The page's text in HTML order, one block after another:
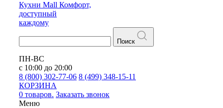
Кухни Mall Комфорт,
доступный
каждому
Поиск
ПН-ВС
с 10:00 до 20:00
8 (800) 302-77-06 8 (499) 348-15-11
КОРЗИНА
0 товаров. Заказать звонок
Меню